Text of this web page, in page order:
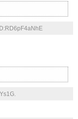
ID:RD6pF4aNhE